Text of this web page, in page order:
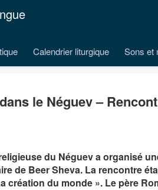
Calendrier liturgique Sons et
le Néguev –
du Néguev a organisé
de Beer Sheva. La rencontre
création du monde ». Le père